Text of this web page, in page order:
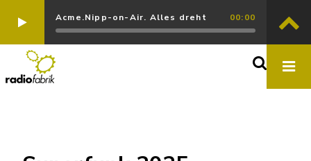
Acme.Nipp-on-Air. Alles dreht 00:00